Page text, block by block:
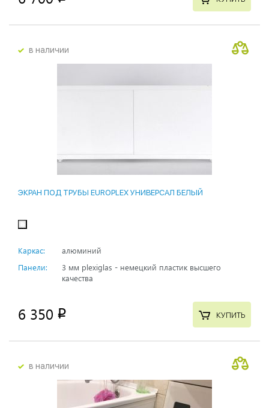
в наличии
ЭКРАН ПОД ТРУБЫ EUROPLEX УНИВЕРСАЛ БЕЛЫЙ
Каркас:
алюминий
Панели:
3 мм plexiglas - немецкий пластик высшего
качества
6 350 p КУПИТЬ
в наличии